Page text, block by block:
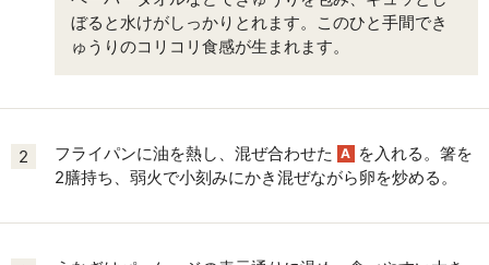
ぼると水けがしっかりとれます。このひと手間でき
ゅうりのコリコリ食感が生まれます。
2 フライパンに油を熱し、混ぜ合わせた A を入れる。箸を
2膳持ち、弱火で小刻みにかき混ぜながら卵を炒める。